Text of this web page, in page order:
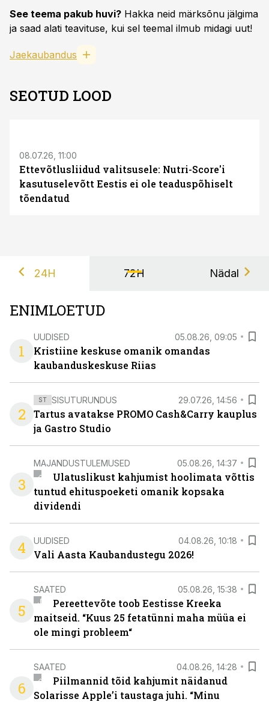
See teema pakub huvi? Hakka neid märksõnu jälgima
ja saad alati teavituse, kui sel teemal ilmub midagi uut!
Jaekaubandus
SEOTUD LOOD
08.07.26, 11:00
Ettevõtlusliidud valitsusele: Nutri-Score'i
kasutuselevõtt Eestis ei ole teaduspõhiselt
tõendatud
24H 72H Nädal
ENIMLOETUD
1
UUDISED 05.08.26, 09:05
Kristiine keskuse omanik omandas
kaubanduskeskuse Riias
2
ST SISUTURUNDUS 29.07.26, 14:56
Tartus avatakse PROMO Cash&Carry kauplus
ja Gastro Studio
3
MAJANDUSTULEMUSED 05.08.26, 14:37
Ulatuslikust kahjumist hoolimata võttis
tuntud ehituspoeketi omanik kopsaka
dividendi
4 UUDISED 04.08.26, 10:18
Vali Aasta Kaubandustegu 2026!
5
SAATED 05.08.26, 15:38
Pereettevõte toob Eestisse Kreeka
maitseid. “Kuus 25 fetatünni maha müüa ei
ole mingi probleem“
6
SAATED 04.08.26, 14:28
Piilmannid tõid kahjumit näidanud
Solarisse Apple’i taustaga juhi. “Minu